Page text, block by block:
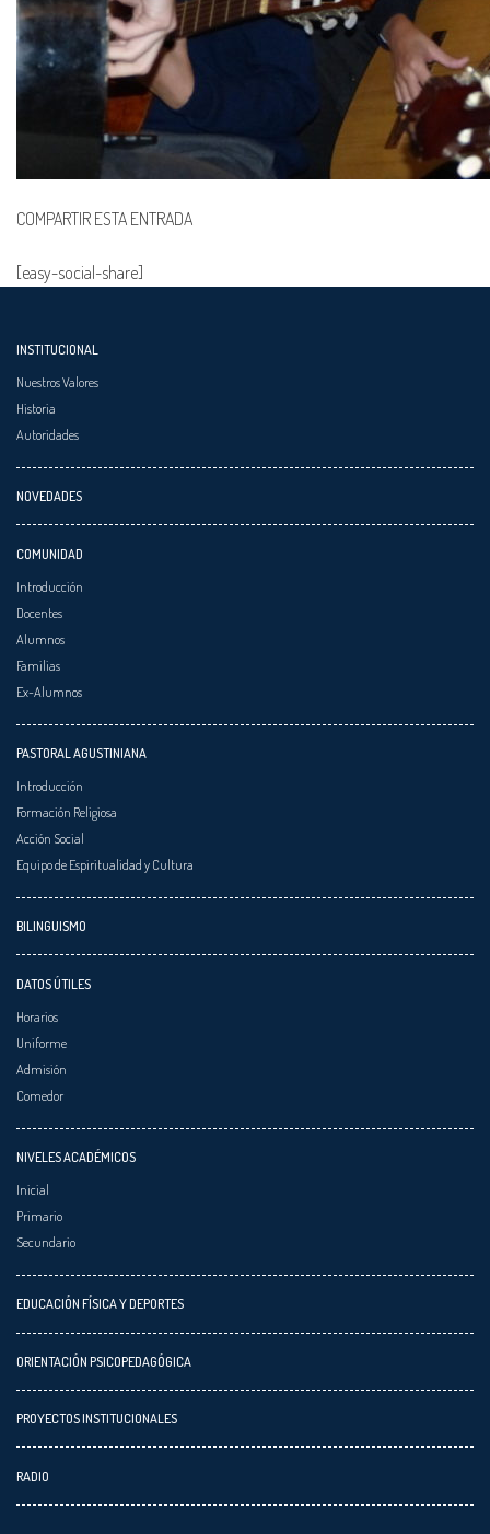
COMPARTIR ESTA ENTRADA
[easy-social-share]
INSTITUCIONAL
Nuestros Valores
Historia
Autoridades
NOVEDADES
COMUNIDAD
Introducción
Docentes
Alumnos
Familias
Ex-Alumnos
PASTORAL AGUSTINIANA
Introducción
Formación Religiosa
Acción Social
Equipo de Espiritualidad y Cultura
BILINGUISMO
DATOS ÚTILES
Horarios
Uniforme
Admisión
Comedor
NIVELES ACADÉMICOS
Inicial
Primario
Secundario
EDUCACIÓN FÍSICA Y DEPORTES
ORIENTACIÓN PSICOPEDAGÓGICA
PROYECTOS INSTITUCIONALES
RADIO